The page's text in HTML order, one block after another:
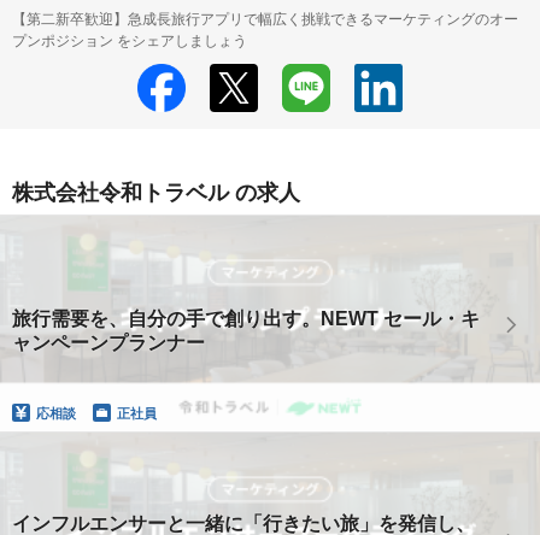
【第二新卒歓迎】急成長旅行アプリで幅広く挑戦できるマーケティングのオー
プンポジション をシェアしましょう
株式会社令和トラベル の求人
旅行需要を、自分の手で創り出す。NEWT セール・キ
ャンペーンプランナー
応相談 正社員
インフルエンサーと一緒に「行きたい旅」を発信し、